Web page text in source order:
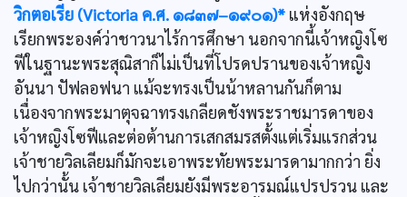
วิกตอเรีย (Victoria ค.ศ. ๑๘๓๗–๑๙๐๑)* แห่งอังกฤษ
เรียกพระองค์ว่าชาวนาไร้การศึกษา นอกจากนี้เจ้าหญิงโซ
ฟีในฐานะพระสุณิสาก็ไม่เป็นที่โปรดปรานของเจ้าหญิง
อันนา ปัฟลอฟนา แม้จะทรงเป็นน้าหลานกันก็ตาม
เนื่องจากพระมาตุจฉาทรงเกลียดชังพระราชมารดาของ
เจ้าหญิงโซฟีและต่อต้านการเสกสมรสตั้งแต่เริ่มแรกส่วน
เจ้าชายวิลเลียมก็มักจะเอาพระทัยพระมารดามากกว่า ยิ่ง
ไปกว่านั้น เจ้าชายวิลเลียมยังมีพระอารมณ์แปรปรวน และ